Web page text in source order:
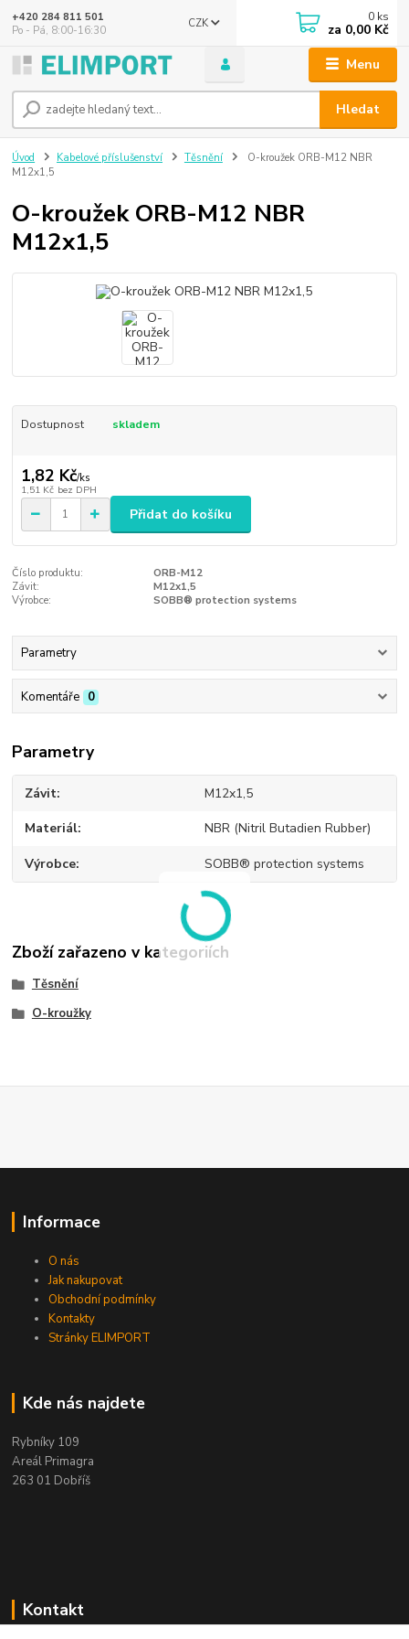
Menu
CZK
Hledat
+420 284 811 501
Po - Pá, 8:00-16:30
0 ks
za 0,00 Kč
Úvod Kabelové příslušenství Těsnění
O-kroužek ORB-M12 NBR
M12x1,5
O-kroužek ORB-M12 NBR
M12x1,5
Dostupnost skladem
1,82 Kč/ks
1,51 Kč bez DPH
Přidat do košíku
Číslo produktu:
ORB-M12
Závit:
M12x1,5
Výrobce:
SOBB® protection systems
Parametry
Komentáře 0
Parametry
Závit M12x1,5
Materiál NBR (Nitril Butadien Rubber)
Výrobce SOBB® protection systems
Zboží zařazeno v kategoriích
Těsnění
O-kroužky
Informace
O nás
Jak nakupovat
Obchodní podmínky
Kontakty
Stránky ELIMPORT
Kde nás najdete
Rybníky 109
Areál Primagra
263 01 Dobříš
Kontakt